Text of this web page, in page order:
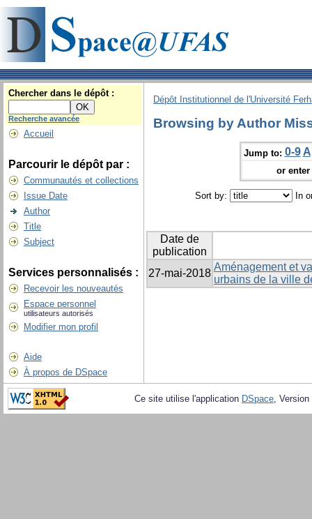
Chercher dans le dépôt :
Recherche avancée
Accueil
Parcourir le dépôt par :
Communautés et collections
Issue Date
Author
Title
Subject
Services personnalisés :
Recevoir les nouveautés
Espace personnel
utilisateurs autorisés
Modifier mon profil
Aide
À propos de DSpace
Dépôt Institutionnel de l'Université
Browsing by Author
Jump to: 0-9 A
or
Sort by: In
Date de
publication
27-mai-2018
Aménagement et
urbains de la ville
Ce site utilise l'application DSpace,